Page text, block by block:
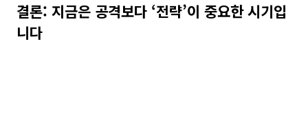
결론: 지금은 공격보다 ‘전략’이 중요한 시기입
니다